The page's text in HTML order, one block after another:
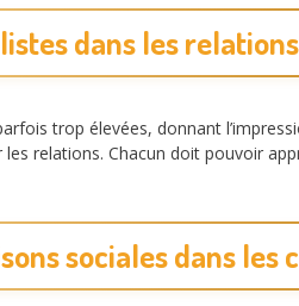
dans les
trop élevées, donnant
relations. Chacun doit pouvoir
sociales dans les